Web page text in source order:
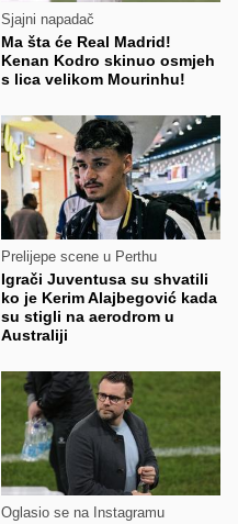
Sjajni napadač
Ma šta će Real Madrid!
Kenan Kodro skinuo osmjeh
s lica velikom Mourinhu!
Prelijepe scene u Perthu
Igrači Juventusa su shvatili
ko je Kerim Alajbegović kada
su stigli na aerodrom u
Australiji
Oglasio se na Instagramu